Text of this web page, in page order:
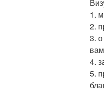
1.
2.
3.
4.
5.